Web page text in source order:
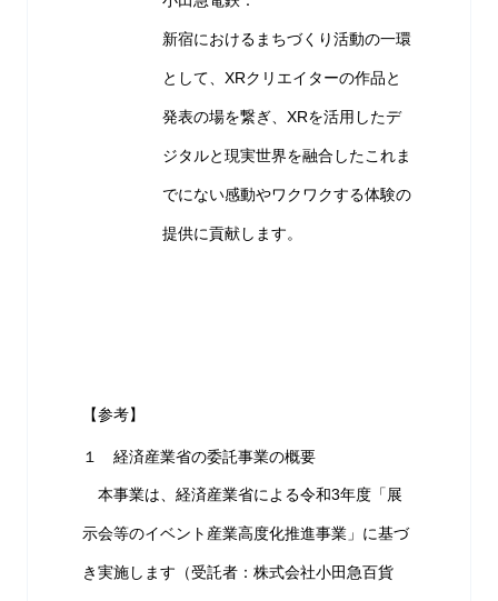
新宿におけるまちづくり活動の一環
として、XRクリエイターの作品と
発表の場を繋ぎ、XRを活用したデ
ジタルと現実世界を融合したこれま
でにない感動やワクワクする体験の
提供に貢献します。
【参考】
１ 経済産業省の委託事業の概要
本事業は、経済産業省による令和3年度「展
示会等のイベント産業高度化推進事業」に基づ
き実施します（受託者：株式会社小田急百貨